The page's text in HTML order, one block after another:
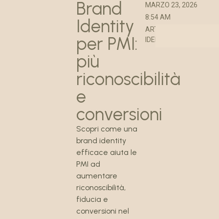
Brand
Identity
per PMI:
più
riconoscibilità
e
conversioni
Scopri come una
brand identity
efficace aiuta le
PMI ad
aumentare
riconoscibilità,
fiducia e
conversioni nel
MARZO 23, 2026
8:54 AM
ARTICOLO BRAND
IDENTITY